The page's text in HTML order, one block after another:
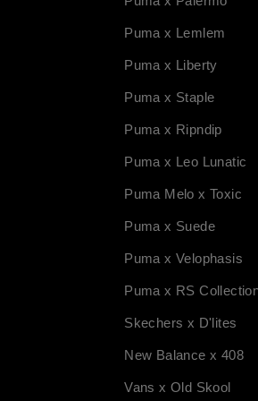
Puma x Lemlem
Puma x Liberty
Puma x Staple
Puma x Ripndip
Puma x Leo Lunatic
Puma Melo x Toxic
Puma x Suede
Puma x Velophasis
Puma x RS
Skechers x D'lites
New Balance x 408
Vans x Old Skool